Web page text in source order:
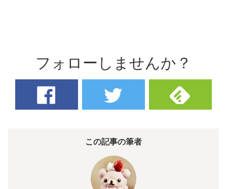
フォローしませんか？
この記事の筆者